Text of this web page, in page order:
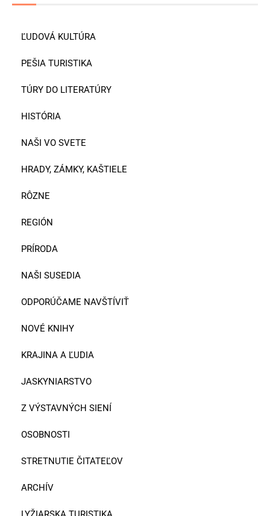
ĽUDOVÁ KULTÚRA
PEŠIA TURISTIKA
TÚRY DO LITERATÚRY
HISTÓRIA
NAŠI VO SVETE
HRADY, ZÁMKY, KAŠTIELE
RÔZNE
REGIÓN
PRÍRODA
NAŠI SUSEDIA
ODPORÚČAME NAVŠTÍVIŤ
NOVÉ KNIHY
KRAJINA A ĽUDIA
JASKYNIARSTVO
Z VÝSTAVNÝCH SIENÍ
OSOBNOSTI
STRETNUTIE ČITATEĽOV
ARCHÍV